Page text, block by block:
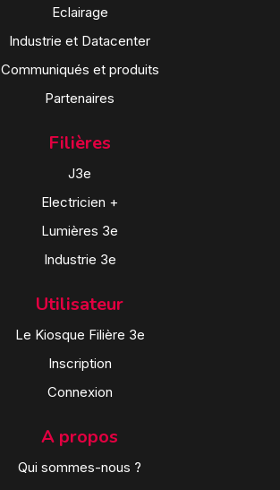
Eclairage
Industrie et Datacenter
Communiqués et produits
Partenaires
Filières
J3e
Electricien +
Lumières 3e
Industrie 3e
Utilisateur
Le Kiosque Filière 3e
Inscription
Connexion
A propos
Qui sommes-nous ?